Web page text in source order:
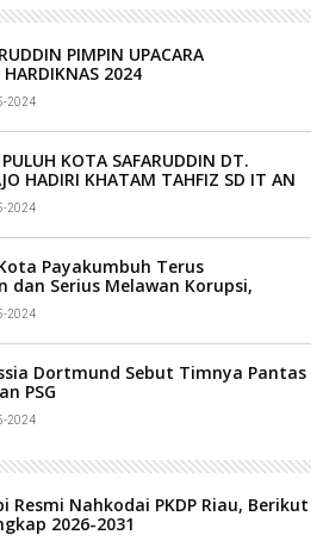
PIMPIN UPACARA
2024
2024
KOTA SAFARUDDIN DT.
HADIRI KHATAM TAHFIZ SD IT AN
2024
Payakumbuh Terus
dan Serius Melawan Korupsi,
2024
Dortmund Sebut Timnya Pantas
PSG
2024
Resmi Nahkodai PKDP Riau, Berikut
2026-2031